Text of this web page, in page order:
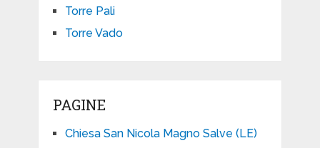
Torre Pali
Torre Vado
PAGINE
Chiesa San Nicola Magno Salve (LE)